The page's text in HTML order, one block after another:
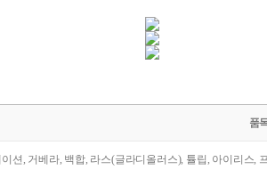
품
션, 거베라, 백합, 라스(글라디올러스), 튤립, 아이리스,